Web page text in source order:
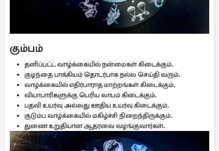
கும்பம்
தனிப்பட்ட வாழ்க்கையில் நன்மைகள் கிடைக்கும்.
குழந்தை பாக்கியம் தொடர்பாக நல்ல செய்தி வரும்.
வாழ்க்கையில் எதிர்பாராத மாற்றங்கள் கிடைக்கும்.
வியாபாரிகளுக்கு பெரிய லாபம் கிடைக்கும்.
பதவி உயர்வு அல்லது ஊதிய உயர்வு கிடைக்கும்.
குடும்ப வாழ்க்கையில் மகிழ்ச்சி நிறைந்திருக்கும்.
துணை உறுதியான ஆதரவை வழங்குவார்கள்.